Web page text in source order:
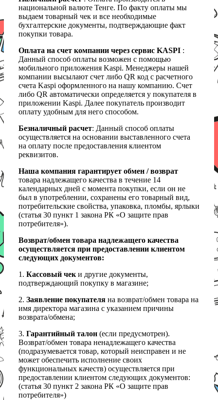
национальной валюте Тенге. По факту оплаты мы
выдаем товарный чек и все необходимые
бухгалтерские документы, подтверждающие факт
покупки товара.
Оплата на счет компании через сервис KASPI :
Данный способ оплаты возможен с помощью
мобильного приложения Kaspi. Менеджеры нашей
компании высылают счет либо QR код с расчетного
счета Kaspi оформленного на нашу компанию. Счет
либо QR автоматически определяется у покупателя в
приложении Kaspi. Далее покупатель производит
оплату удобным для него способом.
Безналичный расчет: Данный способ оплаты
осуществляется на основании выставленного счета
на оплату после предоставления клиентом
реквизитов.
Наша компания гарантирует обмен / возврат
товара надлежащего качества в течение 14
календарных дней с момента покупки, если он не
был в употреблении, сохранены его товарный вид,
потребительские свойства, упаковка, пломбы, ярлыки
(статья 30 пункт 1 закона РК «О защите прав
потребителя»).
Возврат/обмен товара надлежащего качества
осуществляется при предоставлении клиентом
следующих документов:
1. Кассовый чеки другие документы,
подтверждающий покупку в магазине;
2. Заявление покупателя на возврат/обмен товара на
имя директора магазина с указанием причины
возврата/обмена;
3. Гарантийный талон (если предусмотрен).
Возврат/обмен товара ненадлежащего качества
(подразумевается товар, который неисправен и не
может обеспечить исполнение своих
функциональных качеств) осуществляется при
предоставлении клиентом следующих документов:
(статья 30 пункт 2 закона РК «О защите прав
потребителя»)